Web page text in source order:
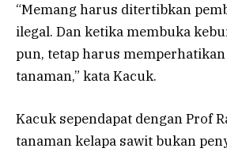
“Memang harus ditertibkan
ilegal. Dan ketika membuka
pun, tetap harus
tanaman,” kata Kacuk.
Kacuk sependapat dengan Prof
tanaman kelapa sawit bukan